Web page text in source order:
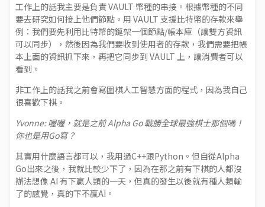
工作上的話我主要是負責 VAULT 幣種的串接。根據幣種的不同
要去研究如何接上他們節點。用 VAULT 支援比特幣的存款來舉
例：我們要先利用比特幣的鏈架一個節點/帳本庫（讓雙方資訊
可以同步），然後因為我們要收到使用者的存款，我們需要把帳
本上面的資訊抓下來，再把它同步到 VAULT 上，讓消費者可以
看到。
非工作上的話我之前會寫圍棋人工智慧方面的程式，因為我自己
很喜歡下棋。
Yvonne: 喔喔，就是之前 Alpha Go 戰勝全球最強棋士那個嗎！
你也是用Go寫？
其實用什麼語言都可以，我用過C++跟Python。但自從Alpha
Go出來之後，我就比較少下了，因為在那之前有下棋的人都沒
辦法想像 AI 有下贏人類的一天，但真的發生以後就有種人類輸
了的感覺，真的下不贏AI。